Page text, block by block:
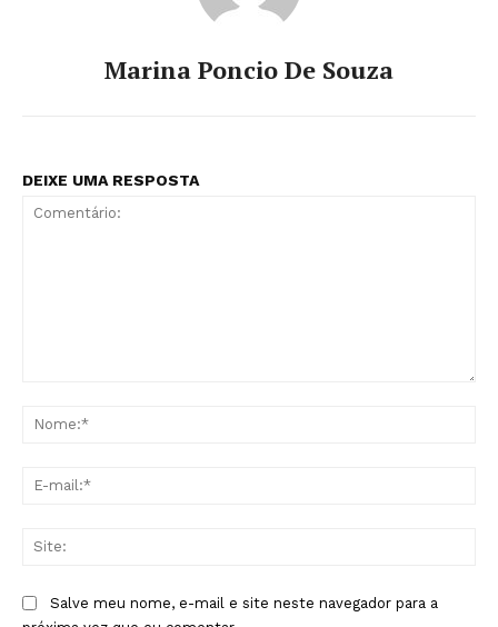
Marina Poncio De Souza
DEIXE UMA RESPOSTA
Salve meu nome, e-mail e site neste navegador para a